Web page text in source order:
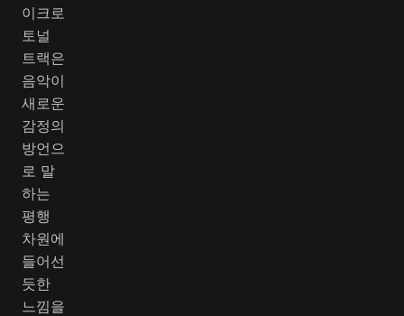
이크로
토널
트랙은
음악이
새로운
감정의
방언으
로 말
하는
평행
차원에
들어선
듯한
느낌을